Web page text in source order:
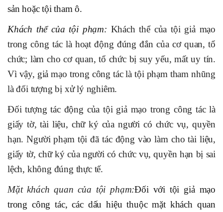
sản hoặc tội tham ô.
Khách thể của tội phạm: Khách thể của tội giả mạo
trong công tác là hoạt động đúng đắn của cơ quan, tổ
chức; làm cho cơ quan, tổ chức bị suy yếu, mất uy tín.
Vì vậy, giả mạo trong công tác là tội phạm tham nhũng
là đối tượng bị xử lý nghiêm.
Đối tượng tác động của tội giả mạo trong công tác là
giấy tờ, tài liệu, chữ ký của người có chức vụ, quyền
hạn. Người phạm tội đã tác động vào làm cho tài liệu,
giấy tờ, chữ ký của người có chức vụ, quyền hạn bị sai
lệch, không đúng thực tế.
Mặt khách quan của tội phạm:Đối với tội giả mạo
trong công tác, các dấu hiệu thuộc mặt khách quan